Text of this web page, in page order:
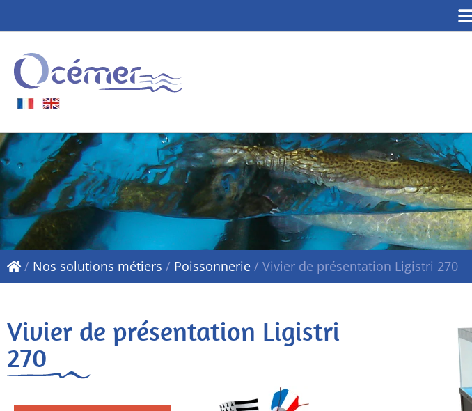
/ Nos solutions métiers / Poissonnerie / Vivier de présentation Ligistri 270
Vivier de présentation Ligistri
270